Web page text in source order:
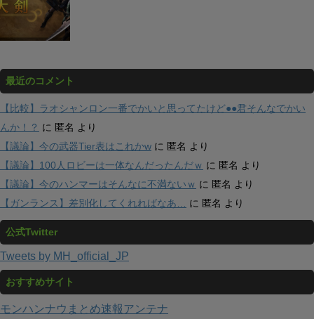
最近のコメント
【比較】ラオシャンロン一番でかいと思ってたけど●●君そんなでかい
んか！？ に 匿名 より
【議論】今の武器Tier表はこれかw に 匿名 より
【議論】100人ロビーは一体なんだったんだｗ に 匿名 より
【議論】今のハンマーはそんなに不満ないｗ に 匿名 より
【ガンランス】差別化してくれればなあ…
に 匿名 より
公式Twitter
Tweets by MH_official_JP
おすすめサイト
モンハンナウまとめ速報アンテナ